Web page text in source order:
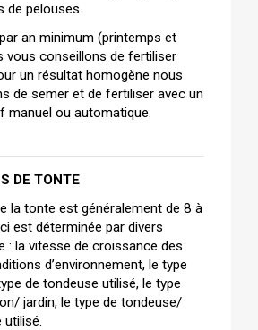
de pelouses.
an minimum (printemps et
vous conseillons de fertiliser
un résultat homogène nous
manuel ou automatique.
DE TONTE
la tonte est généralement de 8 à
est déterminée par divers
: la vitesse de croissance des
d’environnement, le type
de tondeuse utilisé, le type
jardin, le type de tondeuse/
utilisé.